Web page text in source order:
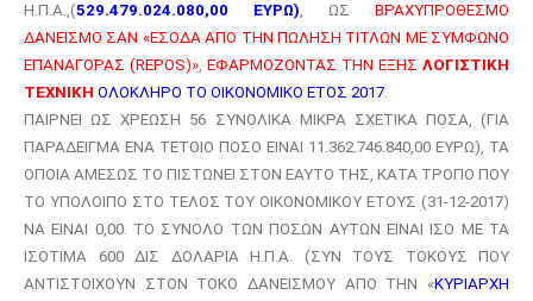
Η.Π.Α.,(529.479.024.080,00 ΕΥΡΩ), ΩΣ ΒΡΑΧΥΠΡΟΘΕΣΜΟ
ΔΑΝΕΙΣΜΟ ΣΑΝ «ΕΣΟΔΑ ΑΠΟ ΤΗΝ ΠΩΛΗΣΗ ΤΙΤΛΩΝ ΜΕ ΣΥΜΦΩΝΟ
ΕΠΑΝΑΓΟΡΑΣ (REPOS)», ΕΦΑΡΜΟΖΟΝΤΑΣ ΤΗΝ ΕΞΗΣ ΛΟΓΙΣΤΙΚΗ
ΤΕΧΝΙΚΗ ΟΛΟΚΛΗΡΟ ΤΟ ΟΙΚΟΝΟΜΙΚΟ ΕΤΟΣ 2017.
ΠΑΙΡΝΕΙ ΩΣ ΧΡΕΩΣΗ 56 ΣΥΝΟΛΙΚΑ ΜΙΚΡΑ ΣΧΕΤΙΚΑ ΠΟΣΑ, (ΓΙΑ
ΠΑΡΑΔΕΙΓΜΑ ΕΝΑ ΤΕΤΟΙΟ ΠΟΣΟ ΕΙΝΑΙ 11.362.746.840,00 ΕΥΡΩ), ΤΑ
ΟΠΟΙΑ ΑΜΕΣΩΣ ΤΟ ΠΙΣΤΩΝΕΙ ΣΤΟΝ ΕΑΥΤΟ ΤΗΣ, ΚΑΤΑ ΤΡΟΠΟ ΠΟΥ
ΤΟ ΥΠΟΛΟΙΠΟ ΣΤΟ ΤΕΛΟΣ ΤΟΥ ΟΙΚΟΝΟΜΙΚΟΥ ΕΤΟΥΣ (31-12-2017)
ΝΑ ΕΙΝΑΙ 0,00. ΤΟ ΣΥΝΟΛΟ ΤΩΝ ΠΟΣΩΝ ΑΥΤΩΝ ΕΙΝΑΙ ΙΣΟ ΜΕ ΤΑ
ΙΣΟΤΙΜΑ 600 ΔΙΣ ΔΟΛΑΡΙΑ Η.Π.Α. (ΣΥΝ ΤΟΥΣ ΤΟΚΟΥΣ ΠΟΥ
ΑΝΤΙΣΤΟΙΧΟΥΝ ΣΤΟΝ ΤΟΚΟ ΔΑΝΕΙΣΜΟΥ ΑΠΟ ΤΗΝ «ΚΥΡΙΑΡΧΗ